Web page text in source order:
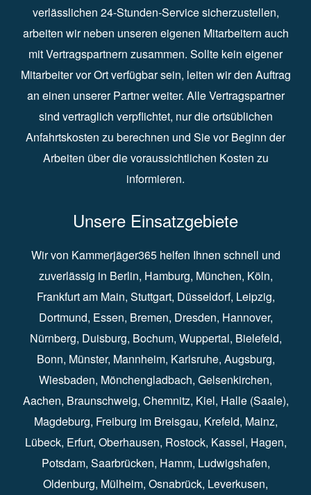
verlässlichen 24-Stunden-Service sicherzustellen,
arbeiten wir neben unseren eigenen Mitarbeitern auch
mit Vertragspartnern zusammen. Sollte kein eigener
Mitarbeiter vor Ort verfügbar sein, leiten wir den Auftrag
an einen unserer Partner weiter. Alle Vertragspartner
sind vertraglich verpflichtet, nur die ortsüblichen
Anfahrtskosten zu berechnen und Sie vor Beginn der
Arbeiten über die voraussichtlichen Kosten zu
informieren.
Unsere Einsatzgebiete
Wir von Kammerjäger365 helfen Ihnen schnell und
zuverlässig in Berlin⁠, Hamburg⁠, München, Köln⁠,
Frankfurt am Main⁠, Stuttgart⁠, Düsseldorf⁠, Leipzig⁠,
Dortmund⁠, Essen⁠, Bremen⁠, Dresden⁠, Hannover⁠,
Nürnberg⁠, Duisburg⁠⁠, Bochum⁠, Wuppertal⁠⁠, Bielefeld⁠⁠,
Bonn⁠⁠, Münster⁠⁠, Mannheim⁠, Karlsruhe⁠, Augsburg⁠,
Wiesbaden⁠⁠, Mönchengladbach⁠, Gelsenkirchen⁠⁠,
Aachen⁠⁠, Braunschweig⁠, Chemnitz⁠⁠, Kiel⁠, Halle (Saale)⁠⁠,
Magdeburg⁠, Freiburg im Breisgau⁠⁠, Krefeld⁠⁠, Mainz⁠⁠,
Lübeck⁠, Erfurt⁠, Oberhausen⁠⁠, Rostock⁠⁠, Kassel⁠⁠, Hagen⁠,
Potsdam⁠, Saarbrücken⁠⁠, Hamm⁠, Ludwigshafen⁠,
Oldenburg⁠, Mülheim⁠, Osnabrück⁠⁠, Leverkusen⁠,